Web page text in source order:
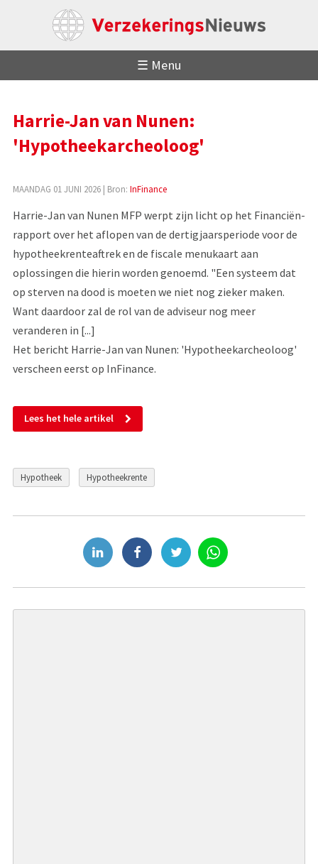
☰ Menu
Harrie-Jan van Nunen:
'Hypotheekarcheoloog'
MAANDAG 01 JUNI 2026| Bron: InFinance
Harrie-Jan van Nunen MFP werpt zijn licht op het Financiën-
rapport over het aflopen van de dertigjaarsperiode voor de
hypotheekrenteaftrek en de fiscale menukaart aan
oplossingen die hierin worden genoemd. "Een systeem dat
op sterven na dood is moeten we niet nog zieker maken.
Want daardoor zal de rol van de adviseur nog meer
veranderen in [...]
Het bericht Harrie-Jan van Nunen: 'Hypotheekarcheoloog'
verscheen eerst op InFinance.
Lees het hele artikel
Hypotheek Hypotheekrente